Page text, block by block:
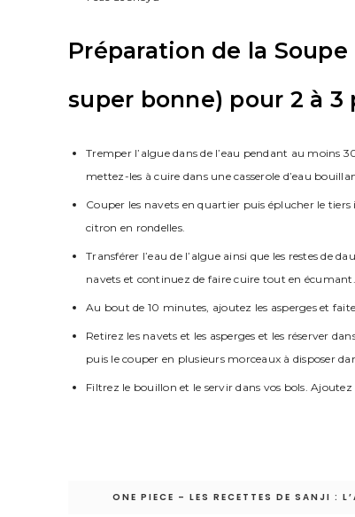
Préparation de la
super bonne) pour 2 à 3
Tremper l’algue dans de l’eau pendant au moins
mettez-les à cuire dans une casserole d’eau
Couper les navets en quartier puis éplucher le
citron en rondelles.
Transférer l’eau de l’algue ainsi que les restes de
navets et continuez de faire cuire tout en écumant.
Au bout de 10 minutes, ajoutez les asperges et
Retirez les navets et les asperges et les réserver
puis le couper en plusieurs morceaux à disposer
Filtrez le bouillon et le servir dans vos bols. Ajoutez
NavigationONE PIECE – LES RECETTES DE SANJI :